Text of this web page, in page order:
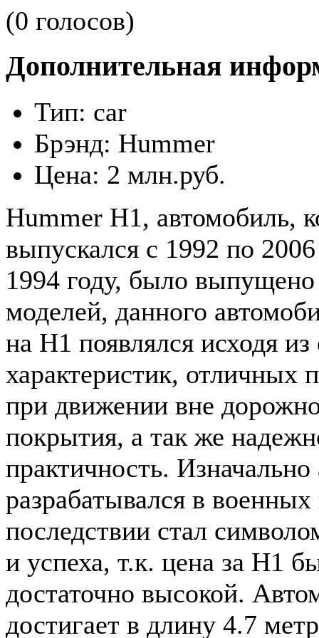
(0 голосов)
Дополнительная
Тип: car
Брэнд: Hummer
Цена: 2 млн.руб.
Hummer H1, автомобиль,
выпускался с 1992 по
1994 году, было
моделей, данного
на Н1 появлялся исходя из
характеристик, отличных
при движении вне
покрытия, а так же
практичность.
разрабатывался в
последствии стал
и успеха, т.к. цена за Н1
достаточно высокой.
достигает в длину 4.7